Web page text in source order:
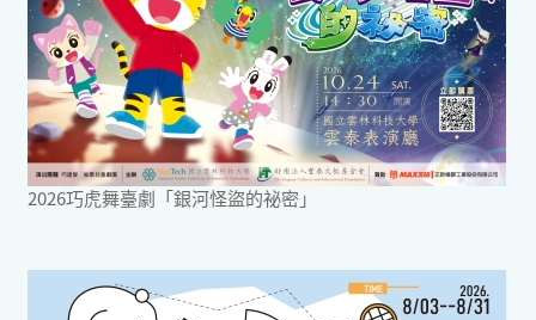
2026巧虎舞臺劇「銀河怪盜的祕密」